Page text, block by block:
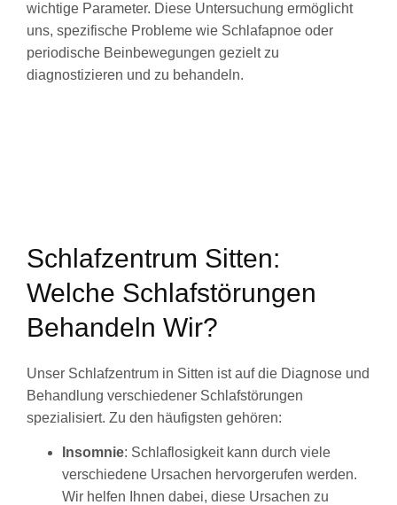
wichtige Parameter. Diese Untersuchung ermöglicht
uns, spezifische Probleme wie Schlafapnoe oder
periodische Beinbewegungen gezielt zu
diagnostizieren und zu behandeln.
Schlafzentrum Sitten:
Welche Schlafstörungen
Behandeln Wir?
Unser Schlafzentrum in Sitten ist auf die Diagnose und
Behandlung verschiedener Schlafstörungen
spezialisiert. Zu den häufigsten gehören:
Insomnie: Schlaflosigkeit kann durch viele
verschiedene Ursachen hervorgerufen werden.
Wir helfen Ihnen dabei, diese Ursachen zu